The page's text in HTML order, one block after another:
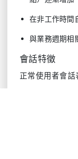
在非工作時間
與業務週期相
會話特徵
正常使用者會話